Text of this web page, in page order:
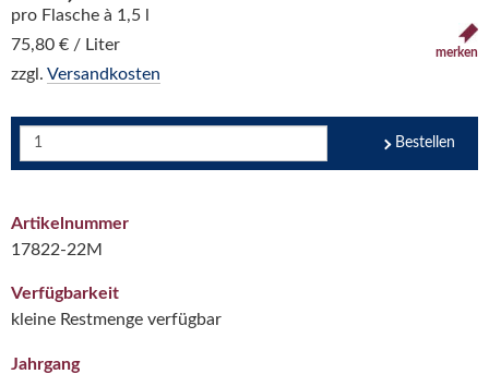
pro Flasche à 1,5 l
75,80 € / Liter
zzgl. Versandkosten
merken
Bestellen
Artikelnummer
17822-22M
Verfügbarkeit
kleine Restmenge verfügbar
Jahrgang